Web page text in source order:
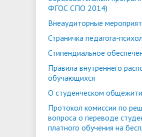
ФГОС СПО 2014)
Внеаудиторные
Страничка педагога-
Стипендиальное
Правила внутреннего
обучающихся
О студенческом
Протокол комиссии по
вопроса о переводе
платного обучения на